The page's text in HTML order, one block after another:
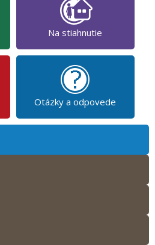
Na stiahnutie
Otázky a odpovede